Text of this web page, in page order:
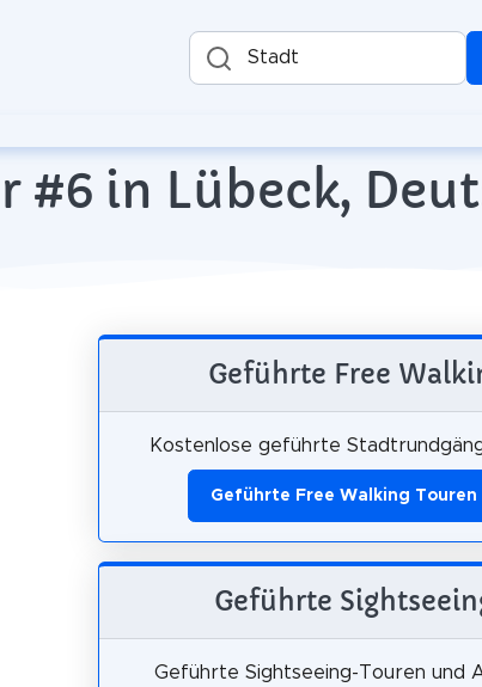
Stadt
in Lübeck,
Geführte Free
Kostenlose geführte
Geführte Free Walking Touren
Geführte
Geführte Sightseeing-Touren und